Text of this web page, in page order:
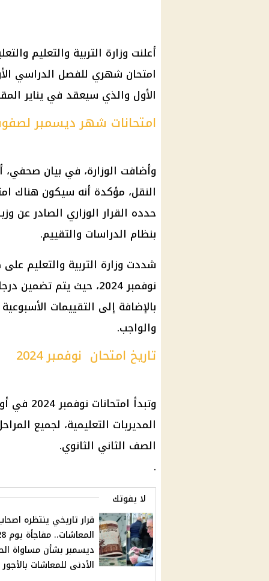
امتحان شهري للفصل الدراسي
الأول والذي سيعقد في يناير
امتحانات شهر ديسمبر
وأضافت الوزارة، في بيان
النقل، مؤكدة أنه سيكون هناك
حدده القرار الوزاري الصادر عن
بنظام الدراسات والتقييم.
شددت وزارة التربية والتعليم
نوفمبر 2024، حيث يتم
بالإضافة إلى التقييمات
والواجب.
تاريخ امتحان نوفمبر 2024
وتبدأ
المديريات التعليمية، لجميع
الصف الثاني الثانوي.
.
لا يفوتك
قرار تاريخي ينتظره
ديسمبر بشأن مساواة
الأدنى للمعاشات بالأجور